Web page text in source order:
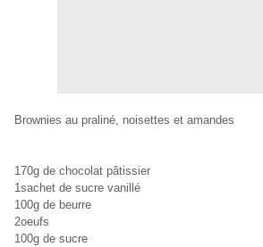
Brownies au praliné, noisettes et amandes
170g de chocolat pâtissier
1sachet de sucre vanillé
100g de beurre
2oeufs
100g de sucre